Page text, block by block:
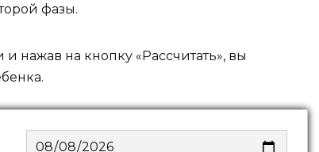
фазы.
нажав на кнопку «Рассчитать», вы